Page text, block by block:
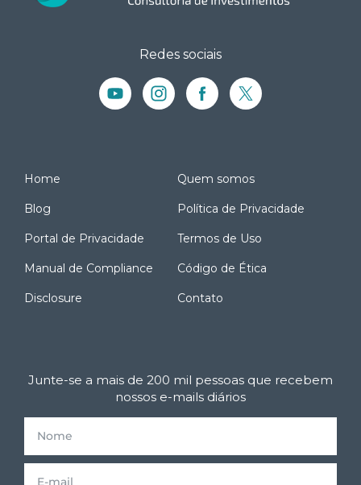
Redes sociais
Home Quem somos
Blog Política de Privacidade
Portal de Privacidade Termos de Uso
Manual de Compliance Código de Ética
Disclosure Contato
Junte-se a mais de 200 mil pessoas que recebem
nossos e-mails diários